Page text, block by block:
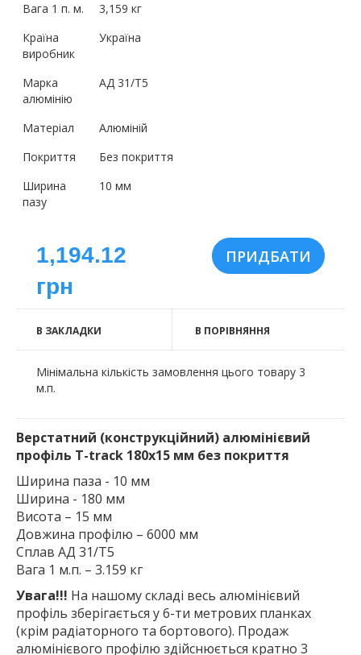
Вага 1 п. м.
3,159 кг
Країна
виробник
Україна
Марка
алюмінію
АД 31/Т5
Матеріал
Алюміній
Покриття
Без покриття
Ширина
пазу
10 мм
1,194.12
грн
В ЗАКЛАДКИ В ПОРІВНЯННЯ
Мінімальна кількість замовлення цього товару 3
м.п.
Верстатний (конструкційний) алюмінієвий
профіль T-track 180х15 мм без покриття
Ширина паза - 10 мм
Ширина - 180 мм
Висота – 15 мм
Довжина профілю – 6000 мм
Сплав АД 31/Т5
Вага 1 м.п. – 3.159 кг
Увага!!! На нашому складі весь алюмінієвий
профіль зберігається у 6-ти метрових планках
(крім радіаторного та бортового). Продаж
алюмінієвого профілю здійснюється кратно 3